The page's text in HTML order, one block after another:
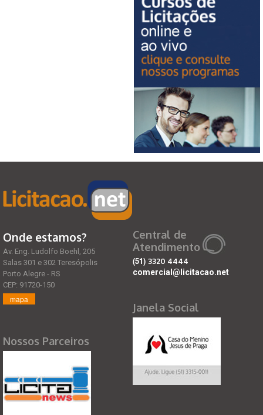
Onde estamos?
Av. Eng. Ludolfo Boehl, 205
Salas 301 e 302 Teresópolis
Porto Alegre - RS
CEP: 91720-150
mapa
Nossos Parceiros
Central de
Atendimento
(51) 3320 4444
comercial@licitacao.net
Janela Social